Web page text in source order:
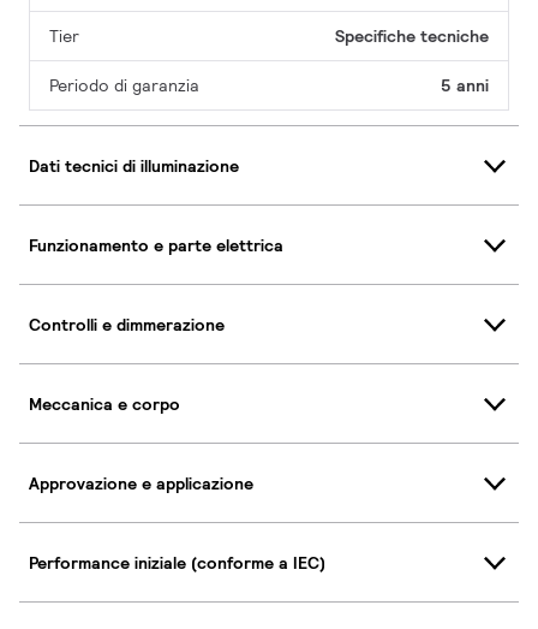
Tier Specifiche tecniche
Periodo di garanzia 5 anni
Dati tecnici di illuminazione
Funzionamento e parte elettrica
Controlli e dimmerazione
Meccanica e corpo
Approvazione e applicazione
Performance iniziale (conforme a IEC)